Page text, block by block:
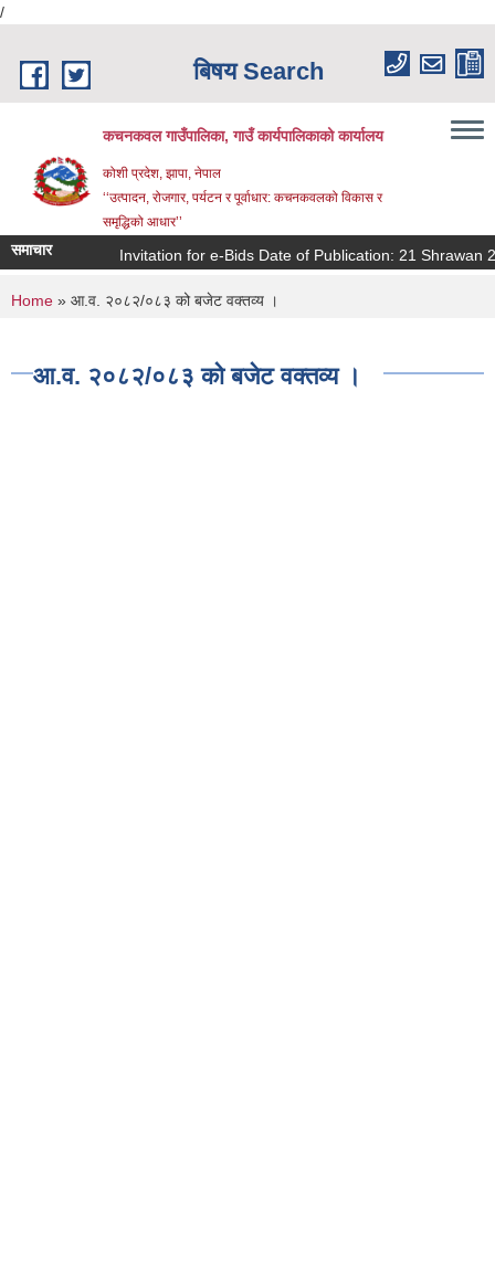
/
बिषय Search
कचनकवल गाउँपालिका, गाउँ कार्यपालिकाको कार्यालय
कोशी प्रदेश, झापा, नेपाल
‘‘उत्पादन, रोजगार, पर्यटन र पूर्वाधार: कचनकवलको विकास र
समृद्धिको आधार’’
समाचार Invitation for e-Bids Date of Publication: 21 Shrawan
You are here
Home » आ.व. २०८२/०८३ को बजेट वक्तव्य ।
आ.व. २०८२/०८३ को बजेट वक्तव्य ।